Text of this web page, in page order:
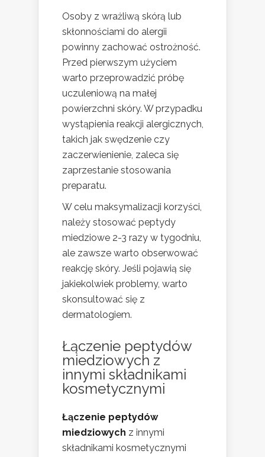
Osoby z wrażliwą skórą lub
skłonnościami do alergii
powinny zachować ostrożność.
Przed pierwszym użyciem
warto przeprowadzić próbę
uczuleniową na małej
powierzchni skóry. W przypadku
wystąpienia reakcji alergicznych,
takich jak swędzenie czy
zaczerwienienie, zaleca się
zaprzestanie stosowania
preparatu.
W celu maksymalizacji korzyści,
należy stosować peptydy
miedziowe 2-3 razy w tygodniu,
ale zawsze warto obserwować
reakcję skóry. Jeśli pojawią się
jakiekolwiek problemy, warto
skonsultować się z
dermatologiem.
Łączenie peptydów
miedziowych z
innymi składnikami
kosmetycznymi
Łączenie peptydów
miedziowych z innymi
składnikami kosmetycznymi